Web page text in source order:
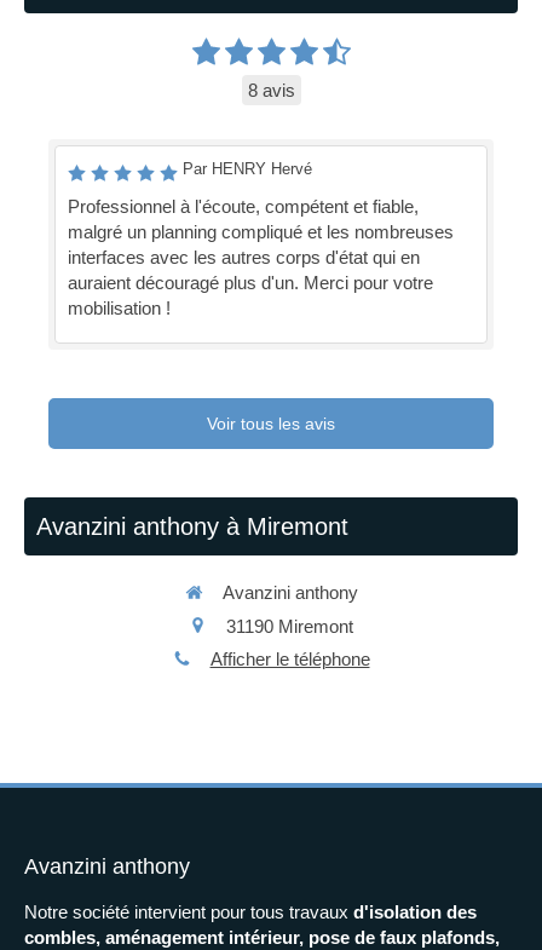
8 avis
Par HENRY Hervé
Professionnel à l'écoute, compétent et fiable,
malgré un planning compliqué et les nombreuses
interfaces avec les autres corps d'état qui en
auraient découragé plus d'un. Merci pour votre
mobilisation !
Voir tous les avis
Avanzini anthony à Miremont
Avanzini anthony
31190 Miremont
Afficher le téléphone
Avanzini anthony
Notre société intervient pour tous travaux d'isolation des
combles, aménagement intérieur, pose de faux plafonds,